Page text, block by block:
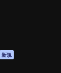
新規